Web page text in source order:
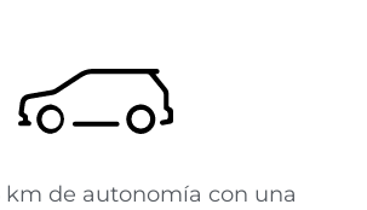
km de autonomía con una